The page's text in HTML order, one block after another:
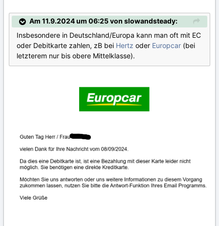
Am 11.9.2024 um 06:25 von slowandsteady:
Insbesondere in Deutschland/Europa kann man oft mit EC
oder Debitkarte zahlen, zB bei Hertz oder Europcar (bei
letzterem nur bis obere Mittelklasse).